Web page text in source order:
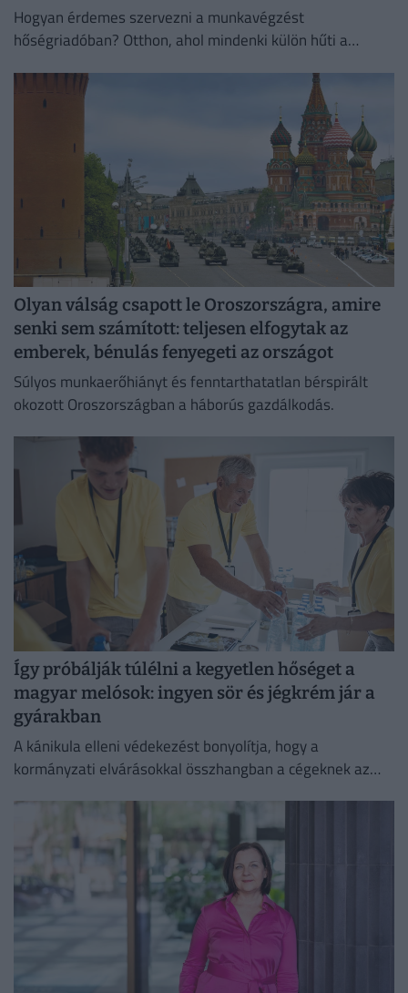
Hogyan érdemes szervezni a munkavégzést
hőségriadóban? Otthon, ahol mindenki külön hűti a
irodaházban, ahol a hűtés központilag működik.
Olyan válság csapott le Oroszországra, amire
senki sem számított: teljesen elfogytak az
emberek, bénulás fenyegeti az országot
Súlyos munkaerőhiányt és fenntarthatatlan bérspirált
okozott Oroszországban a háborús gazdálkodás.
Így próbálják túlélni a kegyetlen hőséget a
magyar melósok: ingyen sör és jégkrém jár a
gyárakban
A kánikula elleni védekezést bonyolítja, hogy a
kormányzati elvárásokkal összhangban a cégeknek az